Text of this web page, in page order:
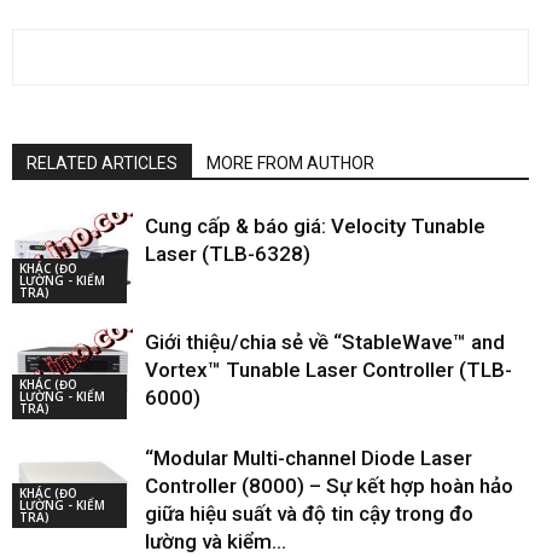
RELATED ARTICLES MORE FROM AUTHOR
KHÁC (ĐO
LƯỜNG - KIỂM
TRA)
Cung cấp & báo giá: Velocity Tunable
Laser (TLB-6328)
KHÁC (ĐO
LƯỜNG - KIỂM
TRA)
Giới thiệu/chia sẻ về “StableWave™ and
Vortex™ Tunable Laser Controller (TLB-
6000)
KHÁC (ĐO
LƯỜNG - KIỂM
TRA)
“Modular Multi-channel Diode Laser
Controller (8000) – Sự kết hợp hoàn hảo
giữa hiệu suất và độ tin cậy trong đo
lường và kiểm...